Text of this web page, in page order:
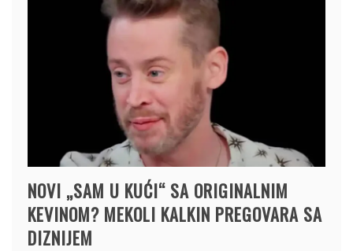
NOVI „SAM U KUĆI“ SA ORIGINALNIM
KEVINOM? MEKOLI KALKIN PREGOVARA SA
DIZNIJEM